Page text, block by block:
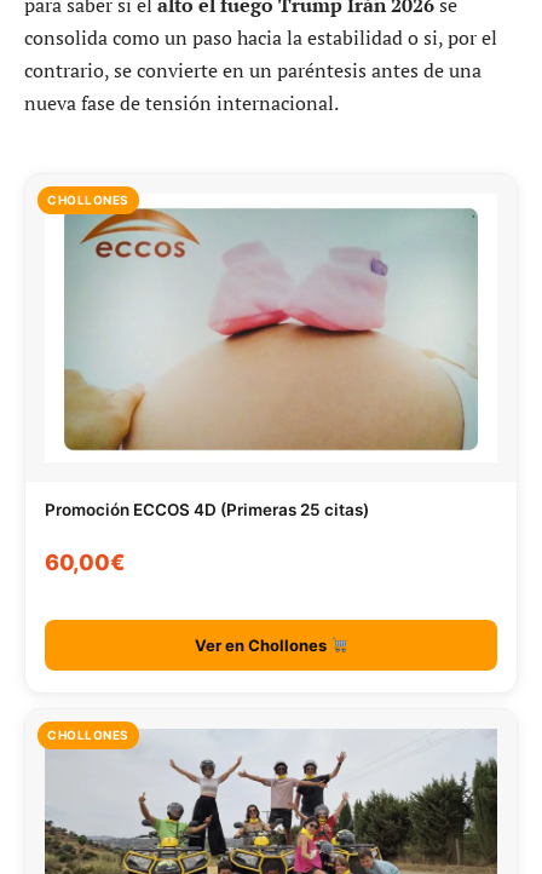
consolida como un paso hacia la estabilidad o si, por el
contrario, se convierte en un paréntesis antes de una
nueva fase de tensión internacional.
CHOLLONES
Promoción ECCOS 4D (Primeras 25 citas)
60,00€
Ver en Chollones
CHOLLONES